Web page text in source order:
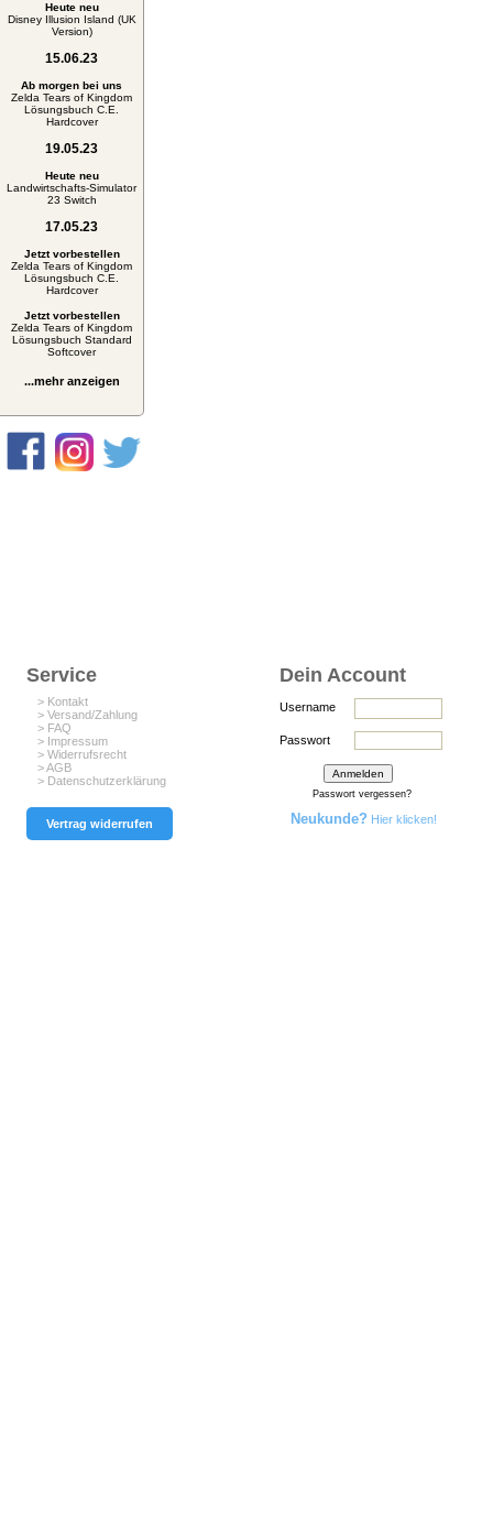
Heute neu
Disney Illusion Island (UK
Version)
15.06.23
Ab morgen bei uns
Zelda Tears of Kingdom
Lösungsbuch C.E.
Hardcover
19.05.23
Heute neu
Landwirtschafts-Simulator
23 Switch
17.05.23
Jetzt vorbestellen
Zelda Tears of Kingdom
Lösungsbuch C.E.
Hardcover
Jetzt vorbestellen
Zelda Tears of Kingdom
Lösungsbuch Standard
Softcover
...mehr anzeigen
Service
> Kontakt
> Versand/Zahlung
> FAQ
> Impressum
> Widerrufsrecht
> AGB
> Datenschutzerklärung
Vertrag widerrufen
Dein Account
Username
Passwort
Passwort vergessen?
Neukunde? Hier klicken!